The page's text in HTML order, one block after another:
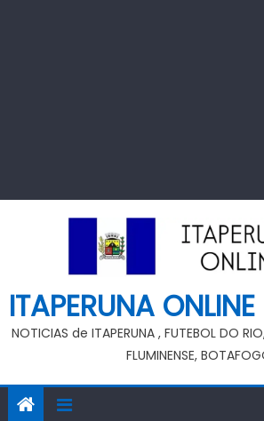
ITAPERUNA
NOTICIAS de ITAPERUNA , FUTEBOL DO
FLUMINENSE,